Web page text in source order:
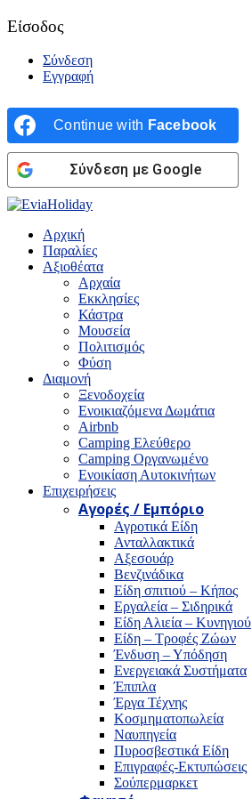
Είσοδος
Σύνδεση
Εγγραφή
Continue with Facebook
Σύνδεση με Google
Αρχική
Παραλίες
Αξιοθέατα
Αρχαία
Εκκλησίες
Κάστρα
Μουσεία
Πολιτισμός
Φύση
Διαμονή
Ξενοδοχεία
Ενοικιαζόμενα Δωμάτια
Airbnb
Camping Ελεύθερο
Camping Οργανωμένο
Ενοικίαση Αυτοκινήτων
Επιχειρήσεις
Αγορές / Εμπόριο
Αγροτικά Είδη
Ανταλλακτικά
Αξεσουάρ
Βενζινάδικα
Είδη σπιτιού – Κήπος
Εργαλεία – Σιδηρικά
Είδη Αλιεία – Κυνηγιού
Είδη – Τροφές Ζώων
Ένδυση – Υπόδηση
Ενεργειακά Συστήματα
Έπιπλα
Έργα Τέχνης
Κοσμηματοπωλεία
Ναυπηγεία
Πυροσβεστικά Είδη
Επιγραφές-Εκτυπώσεις
Σούπερμαρκετ